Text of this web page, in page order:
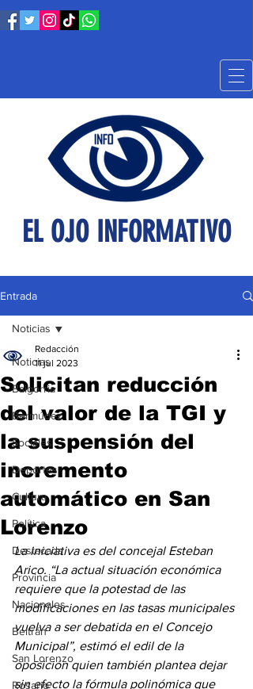
EL OJO INFORMATIVO
Entrada
Noticias
Baigorria
Bermúdez
Sociales
Deportes
Cultura
Política
Destacada
Provincia
Nacionales
Beltrán
San Lorenzo
Rosario
Noticias
Solicitan reducción
del valor de la TGI y
la suspensión del
incremento
automático en San
Lorenzo
Redacción
11 jul 2023
La iniciativa es del concejal Esteban
Arico. “La actual situación económica
requiere que la potestad de las
modificaciones en las tasas municipales
vuelva a ser debatida en el Concejo
Municipal”, estimó el edil de la
oposición quien también plantea dejar
sin efecto la fórmula polinómica que